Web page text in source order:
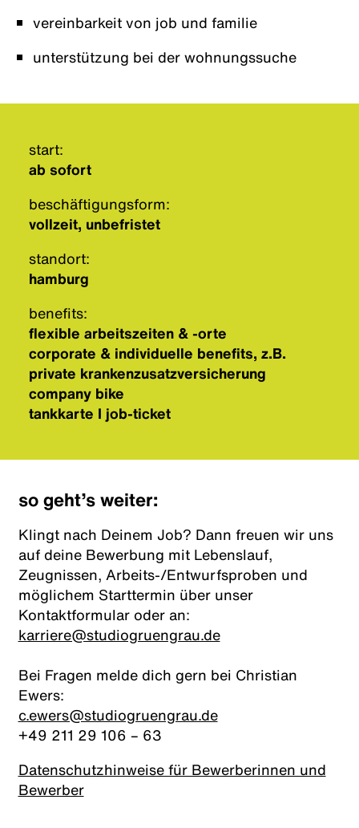
vereinbarkeit von job und familie
unterstützung bei der wohnungssuche
start:
ab sofort
beschäftigungsform:
vollzeit, unbefristet
standort:
hamburg
benefits:
flexible arbeitszeiten & -orte
corporate & individuelle benefits, z.B.
private krankenzusatzversicherung
company bike
tankkarte I job-ticket
so geht’s weiter:
Klingt nach Deinem Job? Dann freuen wir uns
auf deine Bewerbung mit Lebenslauf,
Zeugnissen, Arbeits-/Entwurfsproben und
möglichem Starttermin über unser
Kontaktformular oder an:
karriere@studiogruengrau.de
Bei Fragen melde dich gern bei Christian
Ewers:
c.ewers@studiogruengrau.de
+49 211 29 106 – 63
Datenschutzhinweise für Bewerberinnen und
Bewerber